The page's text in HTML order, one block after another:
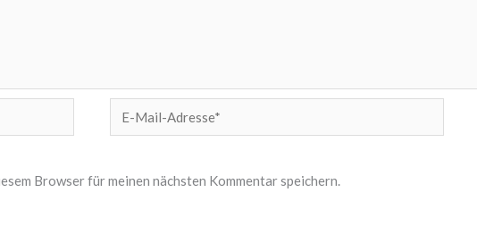
E-
Mail-
Browser für meinen nächsten Kommentar speichern.